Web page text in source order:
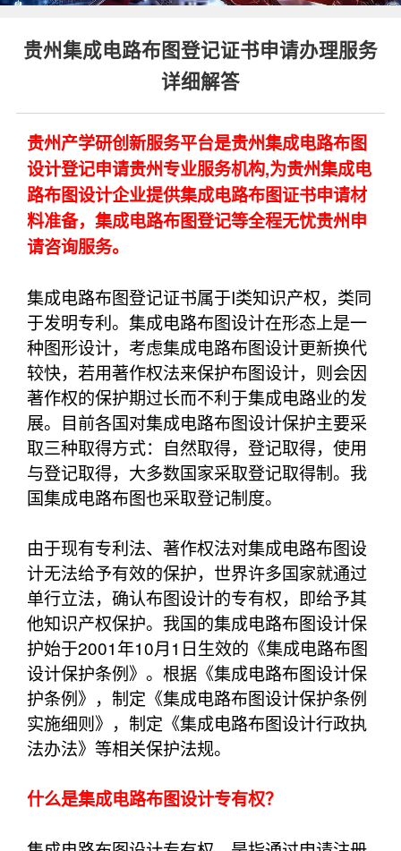
贵州集成电路布图登记证书申请办理服务
详细解答
贵州产学研创新服务平台是贵州集成电路布图
设计登记申请贵州专业服务机构,为贵州集成电
路布图设计企业提供集成电路布图证书申请材
料准备，集成电路布图登记等全程无忧贵州申
请咨询服务。
集成电路布图登记证书属于I类知识产权，类同
于发明专利。集成电路布图设计在形态上是一
种图形设计，考虑集成电路布图设计更新换代
较快，若用著作权法来保护布图设计，则会因
著作权的保护期过长而不利于集成电路业的发
展。目前各国对集成电路布图设计保护主要采
取三种取得方式：自然取得，登记取得，使用
与登记取得，大多数国家采取登记取得制。我
国集成电路布图也采取登记制度。
由于现有专利法、著作权法对集成电路布图设
计无法给予有效的保护，世界许多国家就通过
单行立法，确认布图设计的专有权，即给予其
他知识产权保护。我国的集成电路布图设计保
护始于2001年10月1日生效的《集成电路布图
设计保护条例》。根据《集成电路布图设计保
护条例》，制定《集成电路布图设计保护条例
实施细则》，制定《集成电路布图设计行政执
法办法》等相关保护法规。
什么是集成电路布图设计专有权？